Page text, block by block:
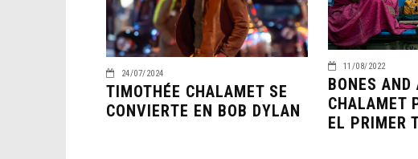
24/07/2024
TIMOTHÉE CHALAMET SE
CONVIERTE EN BOB DYLAN
11/08/2022
BONES
CHALAMET
EL PRIMER